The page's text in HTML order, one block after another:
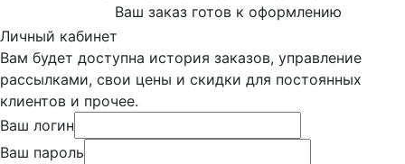
Ваш заказ готов к оформлению
Личный кабинет
Вам будет доступна история заказов, управление
рассылками, свои цены и скидки для постоянных
клиентов и прочее.
Ваш логин
Ваш пароль